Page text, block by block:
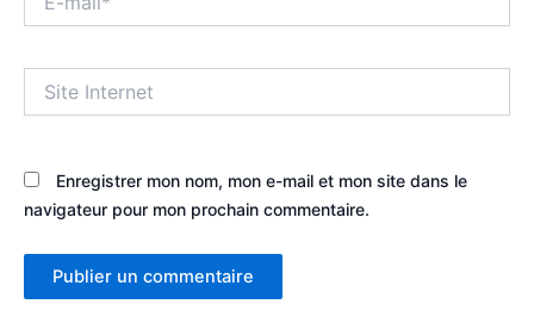
mail*
Internet
Enregistrer mon nom, mon e-mail et mon site dans le
navigateur pour mon prochain commentaire.